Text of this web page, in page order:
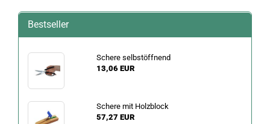
Bestseller
Schere selbstöffnend
13,06 EUR
Schere mit Holzblock
57,27 EUR